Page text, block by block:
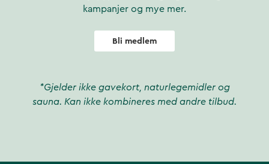
kampanjer og mye mer.
Bli medlem
*Gjelder ikke gavekort, naturlegemidler og
sauna. Kan ikke kombineres med andre tilbud.